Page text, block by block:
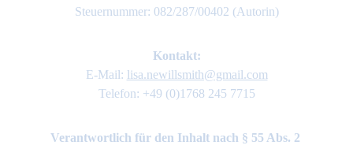
Steuernummer: 082/287/00402 (Autorin)
Kontakt:
E-Mail: lisa.newillsmith@gmail.com
Telefon: +49 (0)1768 245 7715
Verantwortlich für den Inhalt nach § 55 Abs. 2